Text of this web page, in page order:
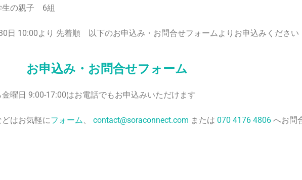
生の親子 6組
30日 10:00より 先着順 以下のお申込み・お問合せフォームよりお申込みくだ
お申込み・お問合せフォーム
曜日 9:00-17:00はお電話でもお申込みいただけます
はお気軽にフォーム、 contact@soraconnect.com または 070 4176 4806 へお問